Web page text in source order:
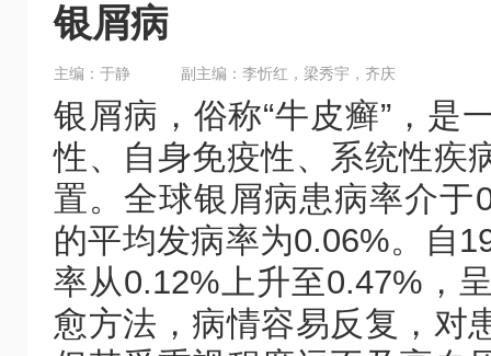
银屑病
主编：于静 副主编：李忻红，梁秀宇，齐庆
银屑病，俗称“牛皮癣”，是
性、自身免疫性、系统性疾
置。全球银屑病患病率介于
的平均发病率为0.06%。自
率从0.12%上升至0.47%，
愈方法，病情容易反复，对